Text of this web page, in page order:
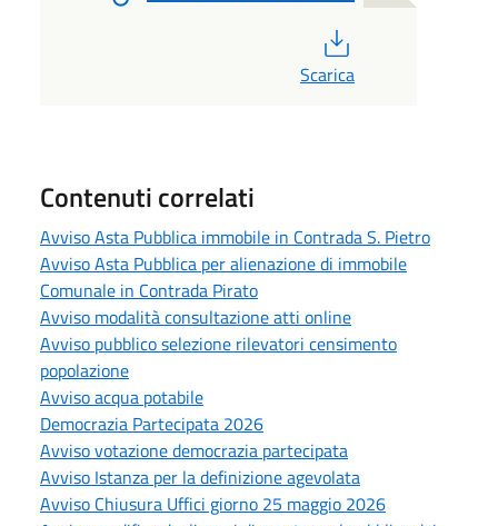
Scarica
Contenuti correlati
Avviso Asta Pubblica immobile in Contrada S. Pietro
Avviso Asta Pubblica per alienazione di immobile
Comunale in Contrada Pirato
Avviso modalità consultazione atti online
Avviso pubblico selezione rilevatori censimento
popolazione
Avviso acqua potabile
Democrazia Partecipata 2026
Avviso votazione democrazia partecipata
Avviso Istanza per la definizione agevolata
Avviso Chiusura Uffici giorno 25 maggio 2026